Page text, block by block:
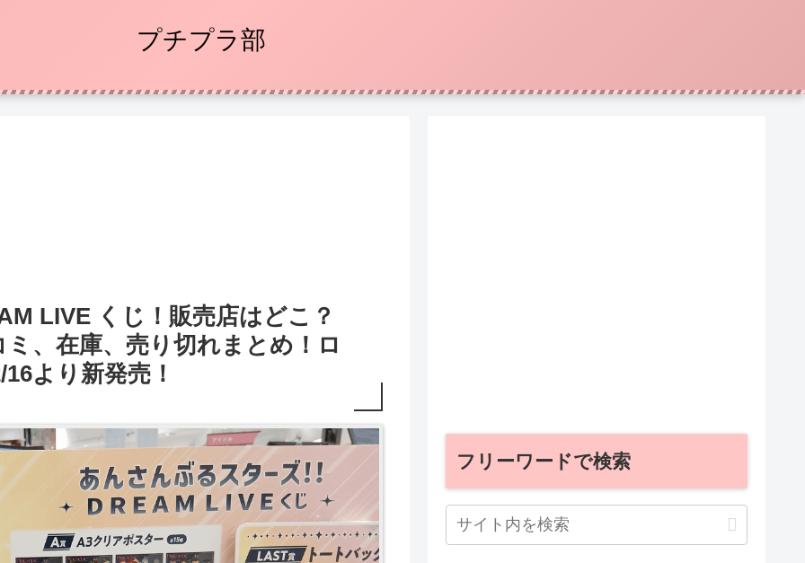
プチプラ部
LIVE くじ！販売店はどこ？
、在庫、売り切れまとめ！ロ
より新発売！
フリーワードで検索